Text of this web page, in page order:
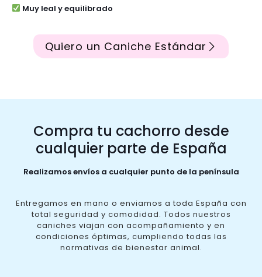
Muy leal y equilibrado
Quiero un Caniche Estándar
Compra tu cachorro desde
cualquier parte de España
Realizamos envíos a cualquier punto de la península
Entregamos en mano o enviamos a toda España con
total seguridad y comodidad. Todos nuestros
caniches viajan con acompañamiento y en
condiciones óptimas, cumpliendo todas las
normativas de bienestar animal.